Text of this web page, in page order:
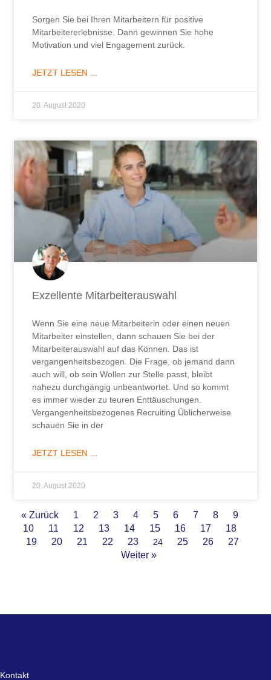
Sorgen Sie bei Ihren Mitarbeitern für positive
Mitarbeitererlebnisse. Dann gewinnen Sie hohe
Motivation und viel Engagement zurück.
JETZT LESEN ...
20. August 2020
Exzellente Mitarbeiterauswahl
Wenn Sie eine neue Mitarbeiterin oder einen neuen
Mitarbeiter einstellen, dann schauen Sie bei der
Mitarbeiterauswahl auf das Können. Das ist
vergangenheitsbezogen. Die Frage, ob jemand dann
auch will, ob sein Wollen zur Stelle passt, bleibt
nahezu durchgängig unbeantwortet. Und so kommt
es immer wieder zu teuren Enttäuschungen.
Vergangenheitsbezogenes Recruiting Üblicherweise
schauen Sie in der
JETZT LESEN ...
20. August 2020
« Zurück 1 2 3 4 5 6 7 8
9
10
11 12 13 14 15 16 17
18
19
20 21 22 23 24 25 26
27
Weiter »
Kontakt